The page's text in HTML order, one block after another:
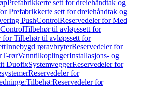
Prefabrikkerte sett for dreiehåndtak og
Prefabrikkerte sett for dreiehåndtak og
PushControlReservedeler for Med
Tilbehør til avløpssett for
for Tilbehør til avløpssett for
Innebygd røravbryterReservedeler for
T-rørVanntilkoplingerInstallasjons- og
DuofixSystemveggerReservedeler for
Reservedeler for
TilbehørReservedeler for